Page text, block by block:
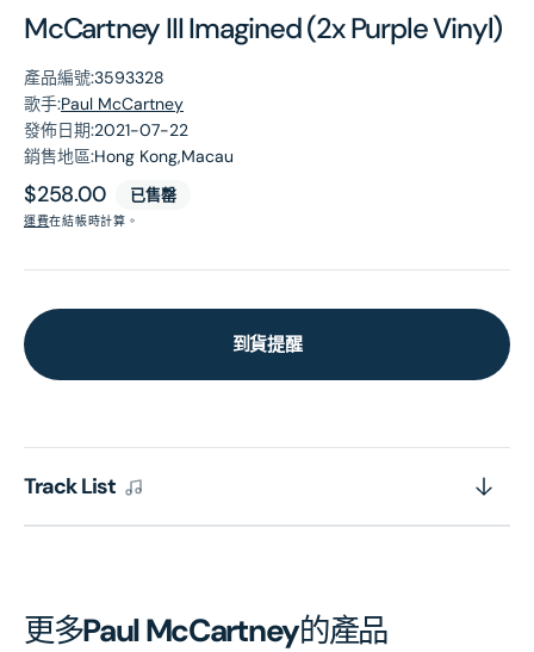
McCartney III Imagined (2x Purple Vinyl)
產品編號:3593328
歌手:Paul McCartney
發佈日期:2021-07-22
銷售地區:Hong Kong,Macau
原
價
$258.00 已售罄
運費在結帳時計算。
到貨提醒
Track List
更多Paul McCartney的產品